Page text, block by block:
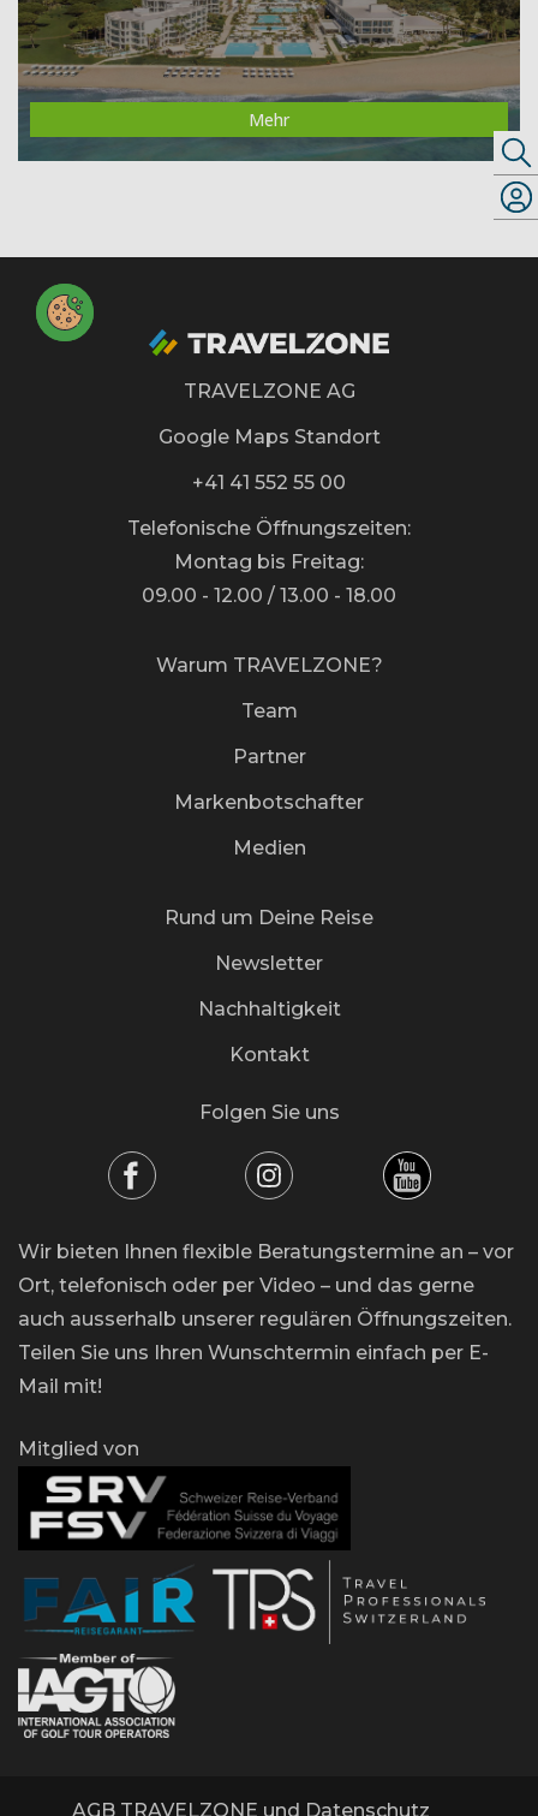
Mehr
TRAVELZONE AG
Google Maps Standort
+41 41 552 55 00
Telefonische Öffnungszeiten:
Montag bis Freitag:
09.00 - 12.00 / 13.00 - 18.00
Warum TRAVELZONE?
Team
Partner
Markenbotschafter
Medien
Rund um Deine Reise
Newsletter
Nachhaltigkeit
Kontakt
Folgen Sie uns
Wir bieten Ihnen flexible Beratungstermine an – vor
Ort, telefonisch oder per Video – und das gerne
auch ausserhalb unserer regulären Öffnungszeiten.
Teilen Sie uns Ihren Wunschtermin einfach per E-
Mail mit!
Mitglied von
AGB TRAVELZONE und Datenschutz